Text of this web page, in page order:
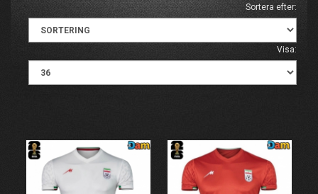
Sortera efter:
Visa: